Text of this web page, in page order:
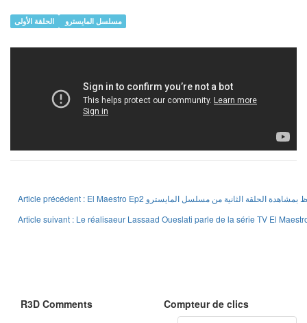
مسلسل المايسترو الحلقة الأولى
R3D Comments
Compteur de clics